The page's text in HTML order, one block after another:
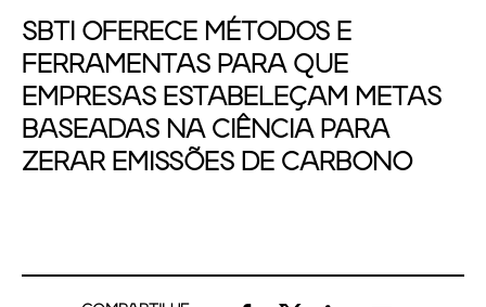
SBTI OFERECE MÉTODOS E
FERRAMENTAS PARA QUE
EMPRESAS ESTABELEÇAM METAS
BASEADAS NA CIÊNCIA PARA
ZERAR EMISSÕES DE CARBONO